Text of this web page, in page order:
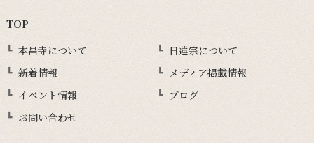
TOP
本昌寺について
日蓮宗について
新着情報
メディア掲載情報
イベント情報
ブログ
お問い合わせ